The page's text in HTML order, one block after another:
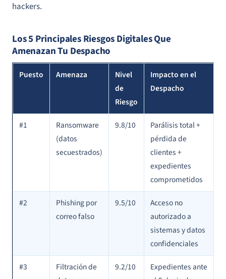
hackers.
Los 5 Principales Riesgos Digitales Que
Amenazan Tu Despacho
Puesto Amenaza
Nivel
de
Riesgo
Impacto en el
Despacho
#1
Ransomware
(datos
secuestrados)
9.8/10
Parálisis total +
pérdida de
clientes +
expedientes
comprometidos
#2
Phishing por
correo falso
9.5/10
Acceso no
autorizado a
sistemas y datos
confidenciales
#3
Filtración de
9.2/10
Expedientes ante